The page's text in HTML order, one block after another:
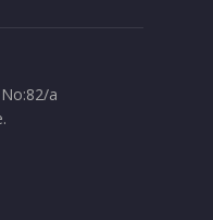
a